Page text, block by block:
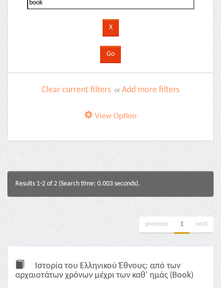
Clear current filters or Add more filters
View Option
Results 1-2 of 2 (Search time: 0.003 seconds).
previous 1 next
Ιστορία του Ελληνικού Έθνους: από των
αρχαιοτάτων χρόνων μέχρι των καθ' ημάς (Book)